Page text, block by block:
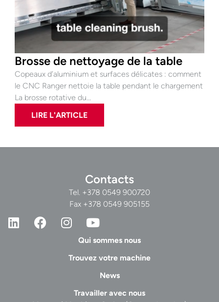
Brosse de nettoyage de la table
Copeaux d’aluminium et surfaces délicates : comment
le CNC Ranger nettoie la table pendant le chargement
La brosse rotative du…
LIRE L'ARTICLE
Qui sommes nous
Trouvez votre machine
News
Travailler avec nous
Contacts
Tel. +378 0549 900720
Fax +378 0549 905155